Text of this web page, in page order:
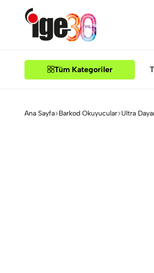
Tüm Kategoriler
Ana Sayfa Barkod Okuyucular Ultra